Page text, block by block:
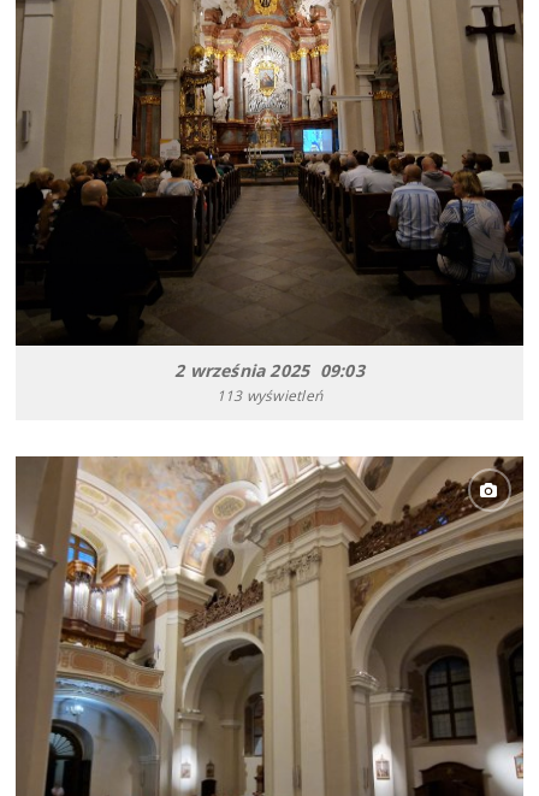
2 września 2025 09:03
113 wyświetleń